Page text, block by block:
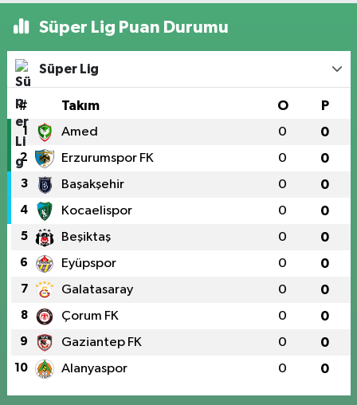
Süper Lig Puan Durumu
Süper Lig
# Takım O P
1 Amed 0 0
2 Erzurumspor FK 0 0
3 Başakşehir 0 0
4 Kocaelispor 0 0
5 Beşiktaş 0 0
6 Eyüpspor 0 0
7 Galatasaray 0 0
8 Çorum FK 0 0
9 Gaziantep FK 0 0
10 Alanyaspor 0 0